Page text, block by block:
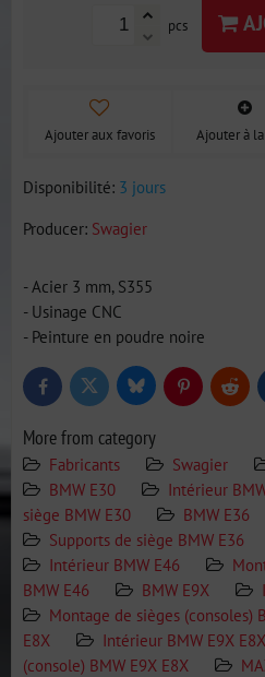
pcs
Ajouter aux favoris Ajouter à
Disponibilité: 3 jours
Producer: Swagier
- Acier 3 mm, S355
- Usinage CNC
- Peinture en poudre noire
FacebookTwitter BlueskyPinterestReddit
More from category
Fabricants Swagier
BMW E30
Intérieur
siège BMW E30
BMW E36
Supports de siège BMW E36
Intérieur BMW E46
BMW E46
BMW E9X
Montage de sièges (consoles)
E8X
Intérieur BMW E9X E8X
(console) BMW E9X E8X